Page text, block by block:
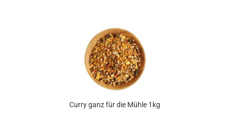
Curry ganz für die Mühle 1kg